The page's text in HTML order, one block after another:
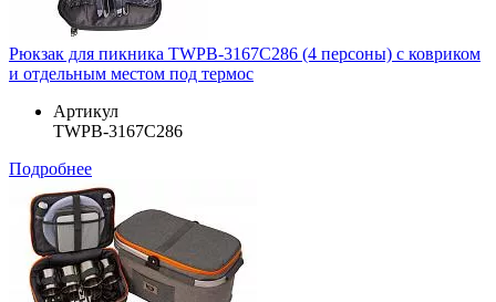
Рюкзак для пикника TWPB-3167C286 (4 персоны) с ковриком
и отдельным местом под термос
Артикул
TWPB-3167C286
Подробнее